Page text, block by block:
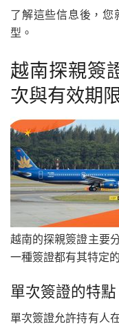
了解這些信息後，
型。
越南探親簽
次與有效期
越南的探親簽證主要
一種簽證都有其特定
單次簽證的特點
單次簽證允許持有人